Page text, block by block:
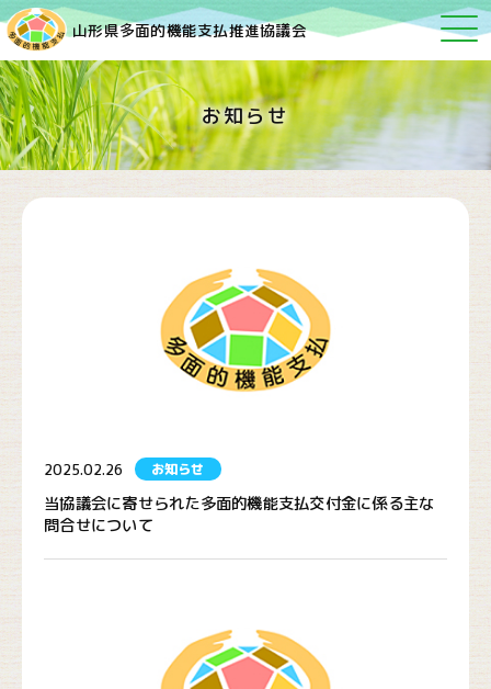
山形県多面的機能支払推進協議会
お知らせ
2025.02.26 お知らせ
当協議会に寄せられた多面的機能支払交付金に係る主な
問合せについて